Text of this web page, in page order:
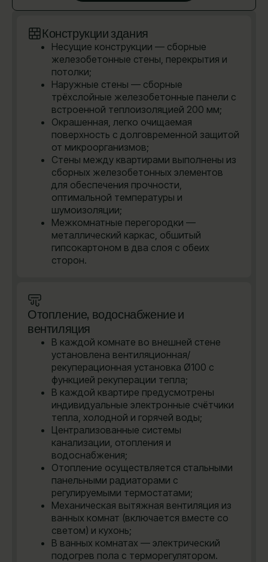
Конструкции здания
Несущие конструкции — сборные
железобетонные стены, перекрытия и
потолки;
Наружные стены — сборные
трёхслойные железобетонные панели с
встроенной теплоизоляцией 200 мм;
Окрашенная, легко очищаемая
поверхность с долговременной защитой
от микроорганизмов;
Стены между квартирами выполнены из
сборных железобетонных элементов
для обеспечения прочности,
оптимальной температуры и
шумоизоляции;
Межкомнатные перегородки —
металлический каркас, обшитый
гипсокартоном в два слоя с обеих
сторон.
Отопление, водоснабжение и
вентиляция
В каждой комнате во внешней стене
установлена вентиляционная/
рекуперационная установка Ø100 с
функцией рекуперации тепла;
В каждой квартире предусмотрены
индивидуальные электронные счётчики
тепла, холодной и горячей воды;
Централизованные системы
канализации, отопления и
водоснабжения;
Отопление осуществляется стальными
панельными радиаторами с
регулируемыми термостатами;
Механическая вытяжная вентиляция из
ванных комнат (включается вместе со
светом) и кухонь;
В ванных комнатах — электрический
подогрев пола с терморегулятором.